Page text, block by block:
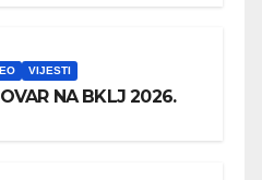
VIJESTI
NA BKLJ 2026.